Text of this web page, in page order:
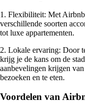
1. Flexibiliteit: Met
verschillende soorten
tot luxe appartementen.
2. Lokale ervaring: Door
krijg je de kans om de
aanbevelingen krijgen
bezoeken en te eten.
Voordelen van